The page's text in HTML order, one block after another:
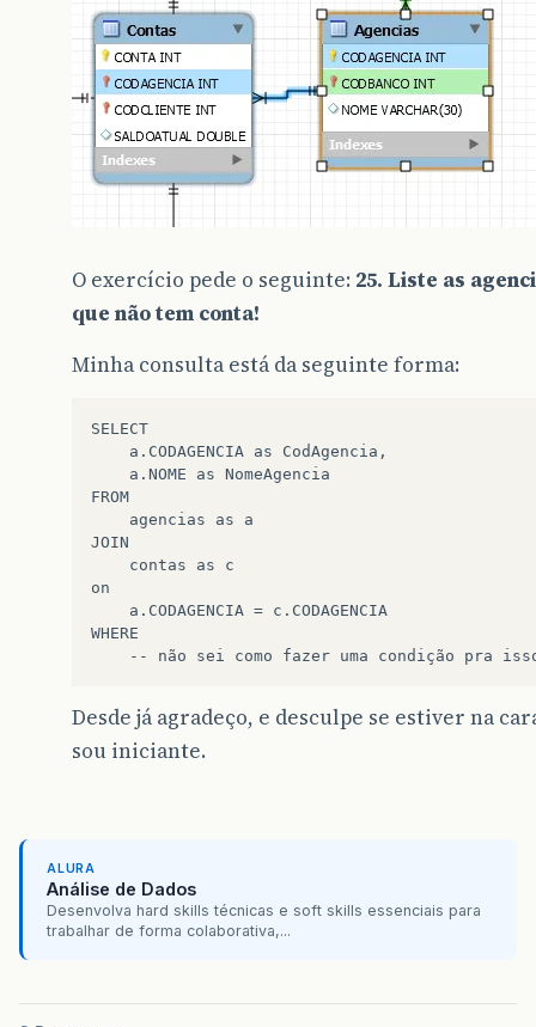
O exercício pede o seguinte: 25. Liste as
que não tem conta!
Minha consulta está da seguinte forma:
SELECT
    a.NOME as NomeAgencia
FROM
JOIN
on
WHERE
Desde já agradeço, e desculpe se estiver na
sou iniciante.
ALURA
Análise de Dados
Desenvolva hard skills técnicas e soft skills essenciais para
trabalhar de forma colaborativa,...